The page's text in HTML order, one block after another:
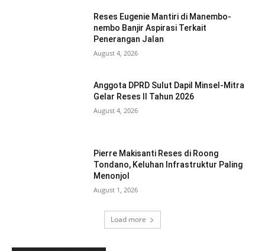
Reses Eugenie Mantiri di Manembo-
nembo Banjir Aspirasi Terkait
Penerangan Jalan
August 4, 2026
Anggota DPRD Sulut Dapil Minsel-Mitra
Gelar Reses II Tahun 2026
August 4, 2026
Pierre Makisanti Reses di Roong
Tondano, Keluhan Infrastruktur Paling
Menonjol
August 1, 2026
Load more